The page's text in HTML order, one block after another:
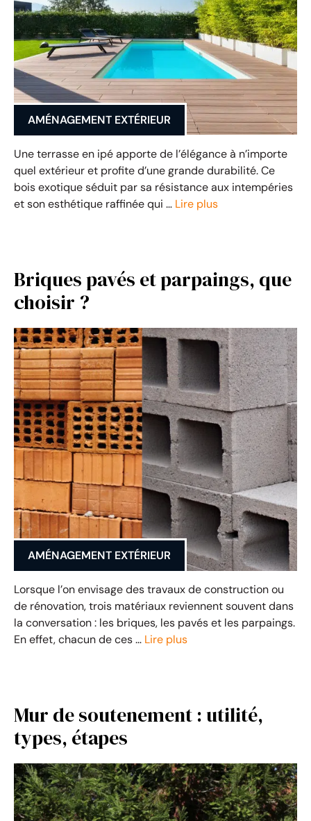
AMÉNAGEMENT EXTÉRIEUR
Une terrasse en ipé apporte de l’élégance à n’importe
quel extérieur et profite d’une grande durabilité. Ce
bois exotique séduit par sa résistance aux intempéries
et son esthétique raffinée qui … Lire plus
Briques pavés et parpaings, que
choisir ?
AMÉNAGEMENT EXTÉRIEUR
Lorsque l’on envisage des travaux de construction ou
de rénovation, trois matériaux reviennent souvent dans
la conversation : les briques, les pavés et les parpaings.
En effet, chacun de ces … Lire plus
Mur de soutenement : utilité,
types, étapes